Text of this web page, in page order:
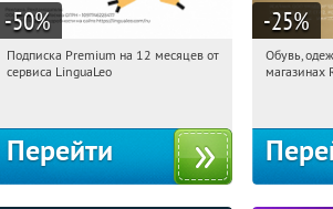
-50%
15:10:25
Получи первым!
Подписка Premium на 12 месяцев от
сервиса LinguaLeo
Перейти
-25%
Обувь,
магазинах